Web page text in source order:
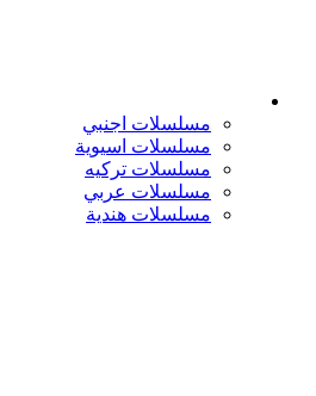
مسلسلات اجنبي
مسلسلات اسيوية
مسلسلات تركيه
مسلسلات عربي
مسلسلات هندية